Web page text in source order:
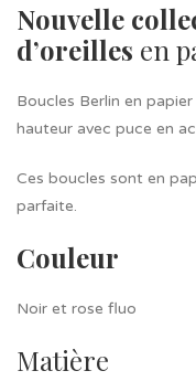
Nouvelle
d’oreilles en
Boucles Berlin en
hauteur avec puce en
Ces boucles sont en
parfaite.
Couleur
Noir et rose fluo
Matière